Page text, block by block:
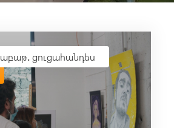
ցուցահանդես